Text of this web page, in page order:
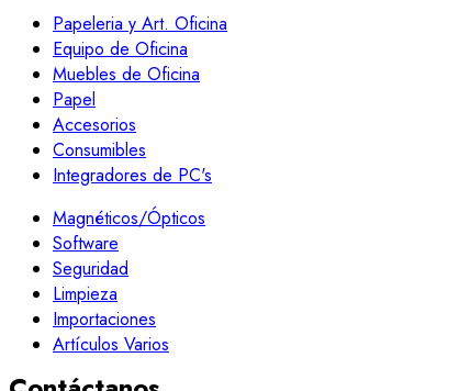
Papeleria y Art. Oficina
Equipo de Oficina
Muebles de Oficina
Papel
Accesorios
Consumibles
Integradores de PC's
Magnéticos/Ópticos
Software
Seguridad
Limpieza
Importaciones
Artículos Varios